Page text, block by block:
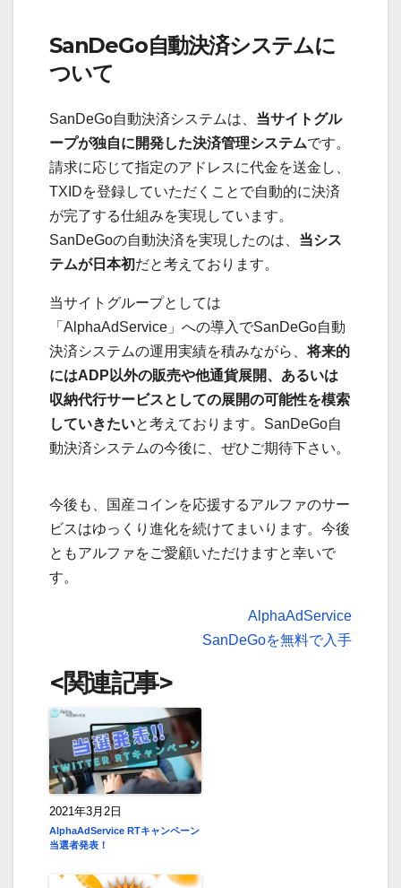
SanDeGo自動決済システムに
ついて
SanDeGo自動決済システムは、 当サイトグル
ープが独自に開発した決済管理システムです。
請求に応じて指定のアドレスに代金を送金し、
TXIDを登録していただくことで自動的に決済
が完了する仕組みを実現しています。
SanDeGoの自動決済を実現したのは、 当シス
テムが日本初だと考えております。
当サイトグループとしては
「AlphaAdService」への導入でSanDeGo自動
決済システムの運用実績を積みながら、将来的
にはADP以外の販売や他通貨展開、あるいは
収納代行サービスとしての展開の可能性を模索
していきたいと考えております。SanDeGo自
動決済システムの今後に、ぜひご期待下さい。
今後も、国産コインを応援するアルファのサー
ビスはゆっくり進化を続けてまいります。今後
ともアルファをご愛顧いただけますと幸いで
す。
AlphaAdService
SanDeGoを無料で入手
<関連記事>
2021年3月2日
AlphaAdService RTキャンペーン
当選者発表！